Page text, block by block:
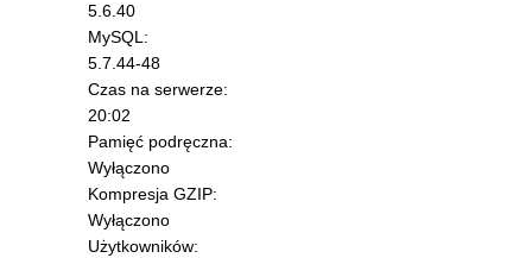
5.6.40
MySQL:
5.7.44-48
Czas na serwerze:
20:02
Pamięć podręczna:
Wyłączono
Kompresja GZIP:
Wyłączono
Użytkowników: